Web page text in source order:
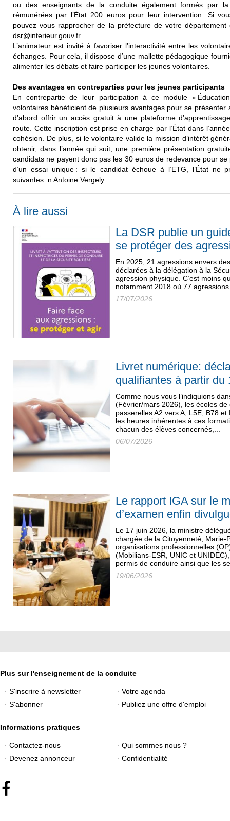
ou des enseignants de la conduite également formés par
rémunérées par l’État 200 euros pour leur intervention. Si
pouvez vous rapprocher de la préfecture de votre
dsr@interieur.gouv.fr.
L’animateur est invité à favoriser l’interactivité entre les
échanges. Pour cela, il dispose d’une mallette pédagogique
alimenter les débats et faire participer les jeunes volontaires.
Des avantages en contreparties pour les jeunes participants
En contrepartie de leur participation à ce module «
volontaires bénéficient de plusieurs avantages pour se présenter
d’abord offrir un accès gratuit à une plateforme
route. Cette inscription est prise en charge par l’État dans
cohésion. De plus, si le volontaire valide la mission d’intérêt
obtenir, dans l’année qui suit, une première présentation
candidats ne payent donc pas les 30 euros de redevance pour se
d’un essai unique : si le candidat échoue à l’ETG, l’État ne
suivantes. n Antoine Vergely
À lire aussi
La DSR publie un
se protéger des
En 2025, 21 agressions envers
déclarées à la délégation à la
agression physique. C’est moins
notamment 2018 où 77
17/07/2026
Livret numérique:
qualifiantes à partir du
Comme nous vous l’indiquions
(Février/mars 2026), les écoles
passerelles A2 vers A, L5E, B78
les heures inhérentes à ces
chacun des élèves concernés,...
06/07/2026
Le rapport IGA sur le
d’examen enfin
Le 17 juin 2026, la ministre
chargée de la Citoyenneté, Marie-
organisations professionnelles
(Mobilians-ESR, UNIC et
permis de conduire ainsi que les
19/06/2026
Plus sur l'enseignement de la conduite
S'inscrire à newsletter
Votre agenda
S'abonner
Publiez une offre d'emploi
Informations pratiques
Contactez-nous
Qui sommes nous ?
Devenez annonceur
Confidentialité